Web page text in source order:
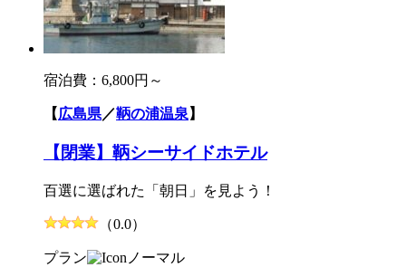
宿泊費： 6,800円～
【広島県／鞆の浦温泉 】
【閉業】鞆シーサイドホテル
百選に選ばれた「朝日」を見よう！
（0.0）
プラン ノーマル